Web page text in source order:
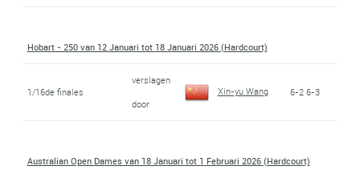
Hobart - 250 van 12 Januari tot 18 Januari 2026 (Hardcourt)
1/16de finales
verslagen
door
Xin-yu Wang 6-2 6-3
Australian Open Dames van 18 Januari tot 1 Februari 2026 (Hardcourt)